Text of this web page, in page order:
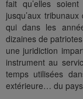
fait qu’elles
jusqu’aux
qui dans les
dizaines de
une juridiction
instrument au
temps utilisées
extérieure… du